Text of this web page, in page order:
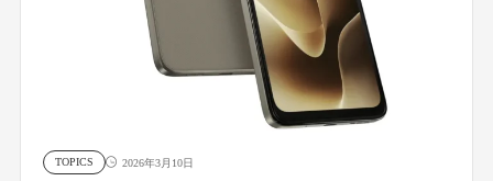
TOPICS 2026年3月10日